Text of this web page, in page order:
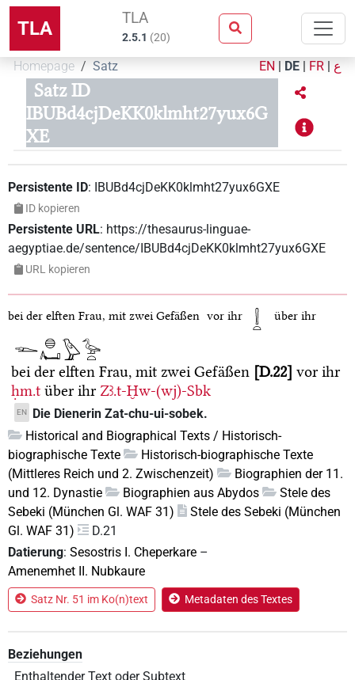
TLA TLA
2.5.1 (20)
Homepage Satz EN | DE | FR | ع
Satz ID
IBUBd4cjDeKK0klmht27yux6G
XE
Persistente ID: IBUBd4cjDeKK0klmht27yux6GXE
ID kopieren
Persistente URL: https://thesaurus-linguae-
aegyptiae.de/sentence/IBUBd4cjDeKK0klmht27yux6GXE
URL kopieren
bei der elften Frau, mit zwei Gefäßen vor ihr über ihr
bei der elften Frau, mit zwei Gefäßen D.22 vor ihr
ḥm.t über ihr Zꜣ.t-Ḫw-(wj)-Sbk
EN
Die Dienerin Zat-chu-ui-sobek.
Historical and Biographical Texts / Historisch-
biographische Texte
Historisch-biographische Texte
(Mittleres Reich und 2. Zwischenzeit)
Biographien der 11.
und 12. Dynastie
Biographien aus Abydos
Stele des
Sebeki (München Gl. WAF 31)
Stele des Sebeki (München
Gl. WAF 31)
D.21
Datierung: Sesostris I. Cheperkare –
Amenemhet II. Nubkaure
Satz Nr. 51 im Ko(n)text Metadaten des Textes
Beziehungen
Enthaltender Text oder Subtext